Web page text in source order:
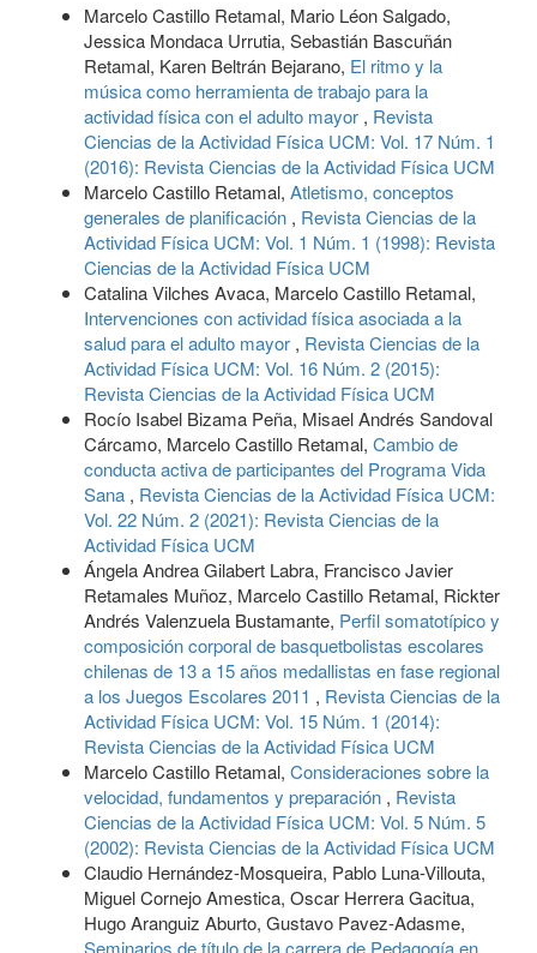
Marcelo Castillo Retamal, Mario Léon Salgado,
Jessica Mondaca Urrutia, Sebastián Bascuñán
Retamal, Karen Beltrán Bejarano, El ritmo y la
música como herramienta de trabajo para la
actividad física con el adulto mayor , Revista
Ciencias de la Actividad Física UCM: Vol. 17 Núm. 1
(2016): Revista Ciencias de la Actividad Física UCM
Marcelo Castillo Retamal, Atletismo, conceptos
generales de planificación , Revista Ciencias de la
Actividad Física UCM: Vol. 1 Núm. 1 (1998): Revista
Ciencias de la Actividad Física UCM
Catalina Vilches Avaca, Marcelo Castillo Retamal,
Intervenciones con actividad física asociada a la
salud para el adulto mayor , Revista Ciencias de la
Actividad Física UCM: Vol. 16 Núm. 2 (2015):
Revista Ciencias de la Actividad Física UCM
Rocío Isabel Bizama Peña, Misael Andrés Sandoval
Cárcamo, Marcelo Castillo Retamal, Cambio de
conducta activa de participantes del Programa Vida
Sana , Revista Ciencias de la Actividad Física UCM:
Vol. 22 Núm. 2 (2021): Revista Ciencias de la
Actividad Física UCM
Ángela Andrea Gilabert Labra, Francisco Javier
Retamales Muñoz, Marcelo Castillo Retamal, Rickter
Andrés Valenzuela Bustamante, Perfil somatotípico y
composición corporal de basquetbolistas escolares
chilenas de 13 a 15 años medallistas en fase regional
a los Juegos Escolares 2011 , Revista Ciencias de la
Actividad Física UCM: Vol. 15 Núm. 1 (2014):
Revista Ciencias de la Actividad Física UCM
Marcelo Castillo Retamal, Consideraciones sobre la
velocidad, fundamentos y preparación , Revista
Ciencias de la Actividad Física UCM: Vol. 5 Núm. 5
(2002): Revista Ciencias de la Actividad Física UCM
Claudio Hernández-Mosqueira, Pablo Luna-Villouta,
Miguel Cornejo Amestica, Oscar Herrera Gacitua,
Hugo Aranguiz Aburto, Gustavo Pavez-Adasme,
Seminarios de título de la carrera de Pedagogía en